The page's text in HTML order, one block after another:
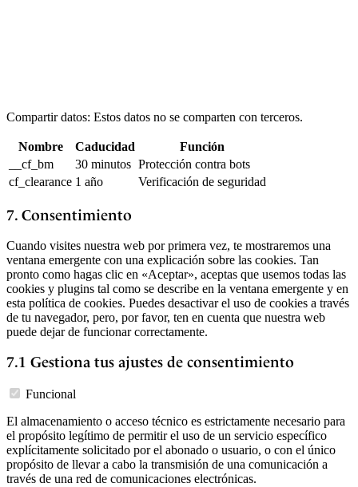
Compartir datos: Estos datos no se comparten con terceros.
Nombre Caducidad
Función
__cf_bm
30 minutos Protección contra bots
cf_clearance 1 año Verificación de seguridad
7. Consentimiento
Cuando visites nuestra web por primera vez, te mostraremos una
ventana emergente con una explicación sobre las cookies. Tan
pronto como hagas clic en «Aceptar», aceptas que usemos todas las
cookies y plugins tal como se describe en la ventana emergente y en
esta política de cookies. Puedes desactivar el uso de cookies a través
de tu navegador, pero, por favor, ten en cuenta que nuestra web
puede dejar de funcionar correctamente.
7.1 Gestiona tus ajustes de consentimiento
Funcional
El almacenamiento o acceso técnico es estrictamente necesario para
el propósito legítimo de permitir el uso de un servicio específico
explícitamente solicitado por el abonado o usuario, o con el único
propósito de llevar a cabo la transmisión de una comunicación a
través de una red de comunicaciones electrónicas.